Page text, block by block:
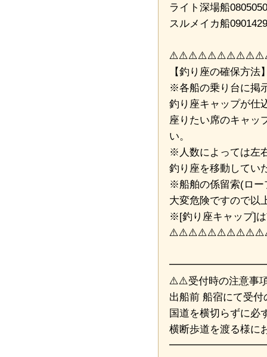
ライト深場船
スルメイカ船
【釣り座の確保方法
※各船の乗り台に掲
釣り座キャップが仕
座りたい席のキャッ
い。
※人数によっては左
釣り座を移動してい
※船舶の係留索(ロー
大変危険ですので以
※[釣り座キャップ]
⚠️⚠️受付時の注意事
出船前 船宿にて受付
国道を横切らずに必
横断歩道を渡る様に